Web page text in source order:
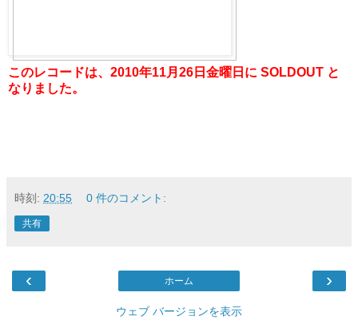
このレコードは、2010年11月26日金曜日に SOLDOUT と
なりました。
時刻: 20:55 0 件のコメント:
共有
‹ ›
ホーム
ウェブ バージョンを表示